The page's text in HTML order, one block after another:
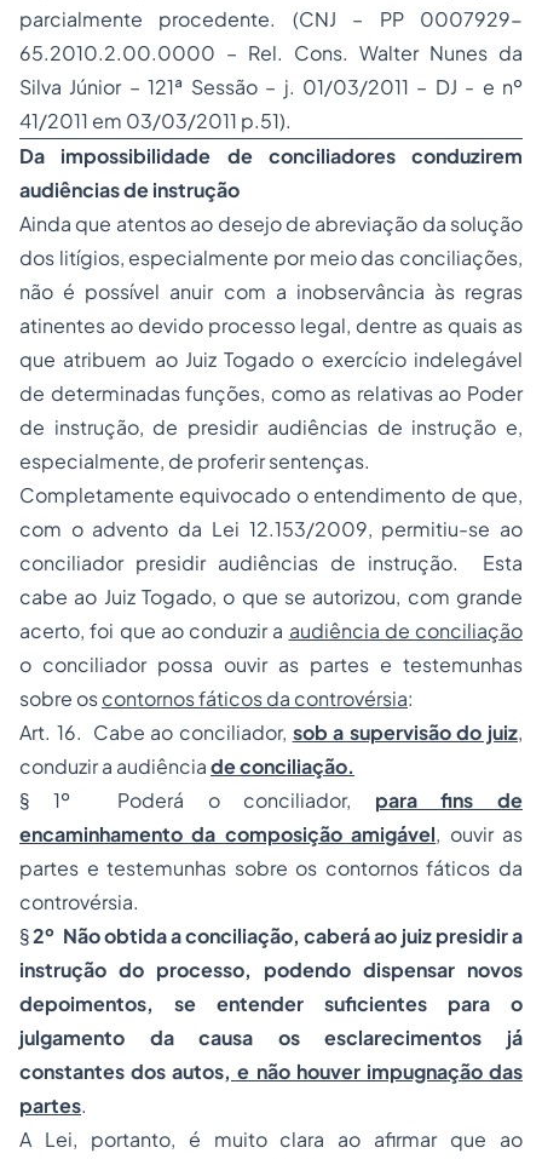
parcialmente procedente. (CNJ – PP 0007929-
65.2010.2.00.0000 – Rel. Cons. Walter Nunes da
Silva Júnior – 121ª Sessão – j. 01/03/2011 – DJ - e nº
41/2011 em 03/03/2011 p.51).
Da impossibilidade de conciliadores conduzirem
audiências de instrução
Ainda que atentos ao desejo de abreviação da solução
dos litígios, especialmente por meio das conciliações,
não é possível anuir com a inobservância às regras
atinentes ao devido processo legal, dentre as quais as
que atribuem ao Juiz Togado o exercício indelegável
de determinadas funções, como as relativas ao Poder
de instrução, de presidir audiências de instrução e,
especialmente, de proferir sentenças.
Completamente equivocado o entendimento de que,
com o advento da Lei 12.153/2009, permitiu-se ao
conciliador presidir audiências de instrução. Esta
cabe ao Juiz Togado, o que se autorizou, com grande
acerto, foi que ao conduzir a audiência de conciliação
o conciliador possa ouvir as partes e testemunhas
sobre oscontornos fáticos da controvérsia:
Art. 16. Cabe ao conciliador, sob a supervisão do juiz,
conduzir a audiênciade conciliação.
§ 1º Poderá o conciliador, para fins de
encaminhamento da composição amigável, ouvir as
partes e testemunhas sobre os contornos fáticos da
controvérsia.
§2º Não obtida a conciliação, caberá ao juiz presidir a
instrução do processo, podendo dispensar novos
depoimentos, se entender suficientes para o
julgamento da causa os esclarecimentos já
constantes dos autos, e não houver impugnação das
partes.
A Lei, portanto, é muito clara ao afirmar que ao